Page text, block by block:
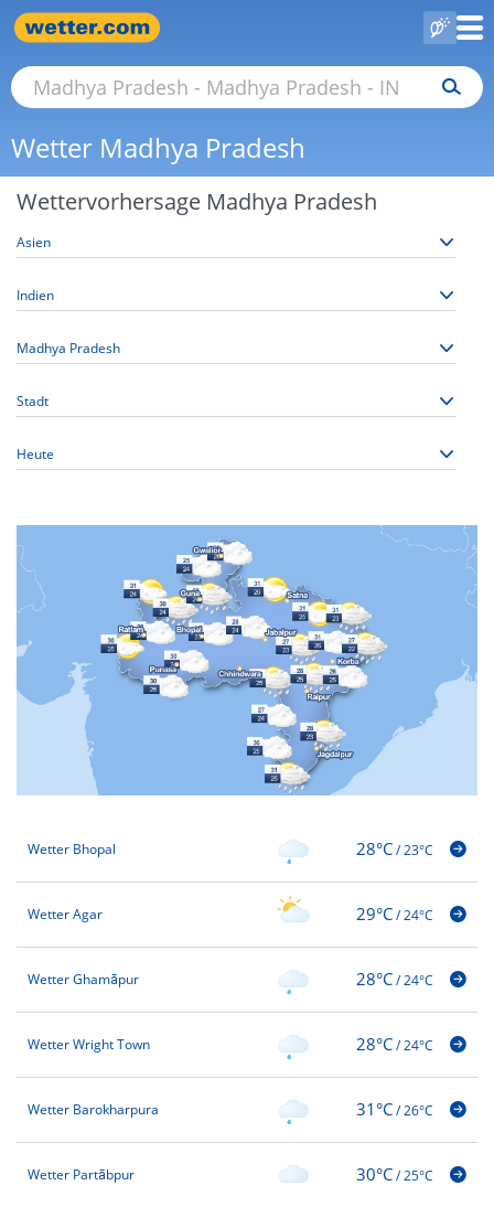
Wetter Madhya Pradesh
Wettervorhersage Madhya Pradesh
Wetter Bhopal 28°C/23°C
Wetter Agar 29°C/24°C
Wetter Ghamāpur 28°C/24°C
Wetter Wright Town 28°C/24°C
Wetter Barokharpura 31°C/26°C
Wetter Partābpur 30°C/25°C